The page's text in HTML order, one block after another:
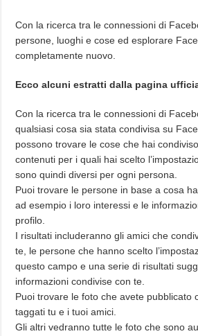
Con la ricerca tra le connessioni di
persone, luoghi e cose ed esplorare
completamente nuovo.
Ecco alcuni estratti dalla pagina
Con la ricerca tra le connessioni di
qualsiasi cosa sia stata condivisa su
possono trovare le cose che hai
contenuti per i quali hai scelto
sono quindi diversi per ogni persona.
Puoi trovare le persone in base a cosa
ad esempio i loro interessi e le
profilo.
I risultati includeranno gli amici che
te, le persone che hanno scelto
questo campo e una serie di risultati
informazioni condivise con te.
Puoi trovare le foto che avete pubblicato
taggati tu e i tuoi amici.
Gli altri vedranno tutte le foto che sono